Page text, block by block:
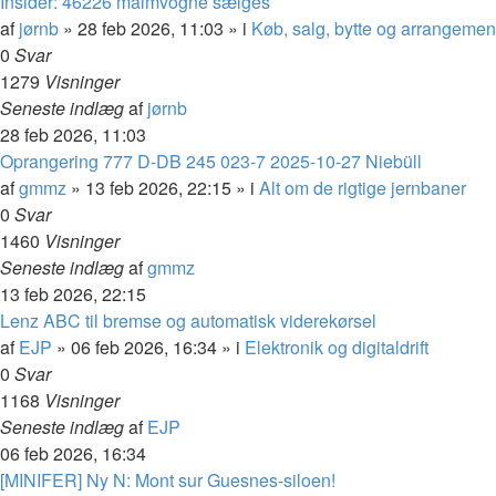
afjørnb » 28 feb 2026, 11:03 » i Køb, salg, bytte og
0 Svar
1279 Visninger
Seneste indlægafjørnb
28 feb 2026, 11:03
Oprangering 777 D-DB 245 023-7 2025-10-27 Niebüll
afgmmz » 13 feb 2026, 22:15 » i Alt om de rigtige jernbaner
0 Svar
1460 Visninger
Seneste indlægafgmmz
13 feb 2026, 22:15
Lenz ABC til bremse og automatisk viderekørsel
afEJP » 06 feb 2026, 16:34 » i Elektronik og digitaldrift
0 Svar
1168 Visninger
Seneste indlægafEJP
06 feb 2026, 16:34
[MINIFER] Ny N: Mont sur Guesnes-siloen!